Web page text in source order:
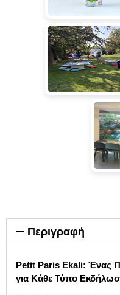
Περιγραφή
Petit Paris Ekali: Ένας
για Κάθε Τύπο